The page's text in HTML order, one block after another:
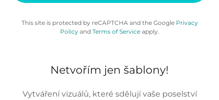
This site is protected by reCAPTCHA and the Google Privacy
Policyand Terms of Serviceapply.
Netvořím jen šablony!
Vytváření vizuálů, které sdělují vaše poselství